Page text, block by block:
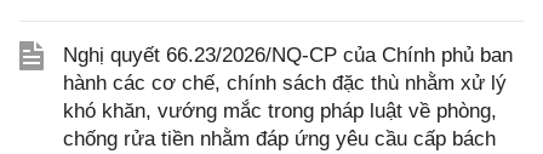
Nghị quyết 66.23/2026/NQ-CP của Chính phủ ban
hành các cơ chế, chính sách đặc thù nhằm xử lý
khó khăn, vướng mắc trong pháp luật về phòng,
chống rửa tiền nhằm đáp ứng yêu cầu cấp bách